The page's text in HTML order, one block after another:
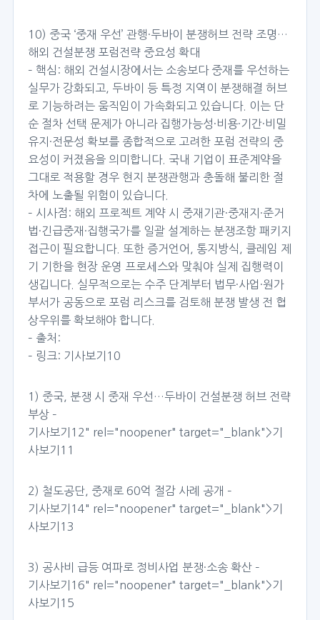
10) 중국 ‘중재 우선’ 관행·두바이 분쟁허브 전략 조명…
해외 건설분쟁 포럼전략 중요성 확대
– 핵심: 해외 건설시장에서는 소송보다 중재를 우선하는
실무가 강화되고, 두바이 등 특정 지역이 분쟁해결 허브
로 기능하려는 움직임이 가속화되고 있습니다. 이는 단
순 절차 선택 문제가 아니라 집행가능성·비용·기간·비밀
유지·전문성 확보를 종합적으로 고려한 포럼 전략의 중
요성이 커졌음을 의미합니다. 국내 기업이 표준계약을
그대로 적용할 경우 현지 분쟁관행과 충돌해 불리한 절
차에 노출될 위험이 있습니다.
– 시사점: 해외 프로젝트 계약 시 중재기관·중재지·준거
법·긴급중재·집행국가를 일괄 설계하는 분쟁조항 패키지
접근이 필요합니다. 또한 증거언어, 통지방식, 클레임 제
기 기한을 현장 운영 프로세스와 맞춰야 실제 집행력이
생깁니다. 실무적으로는 수주 단계부터 법무·사업·원가
부서가 공동으로 포럼 리스크를 검토해 분쟁 발생 전 협
상우위를 확보해야 합니다.
– 출처:
– 링크: 기사보기10
1) 중국, 분쟁 시 중재 우선…두바이 건설분쟁 허브 전략
부상 –
기사보기12" rel="noopener" target="_blank">기
사보기11
2) 철도공단, 중재로 60억 절감 사례 공개 –
기사보기14" rel="noopener" target="_blank">기
사보기13
3) 공사비 급등 여파로 정비사업 분쟁·소송 확산 –
기사보기16" rel="noopener" target="_blank">기
사보기15